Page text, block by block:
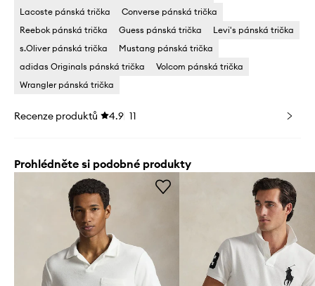
Lacoste pánská trička
Converse pánská trička
Reebok pánská trička
Guess pánská trička
Levi's pánská trička
s.Oliver pánská trička
Mustang pánská trička
adidas Originals pánská trička
Volcom pánská trička
Wrangler pánská trička
Recenze produktů 4.9 11
Prohlédněte si podobné produkty